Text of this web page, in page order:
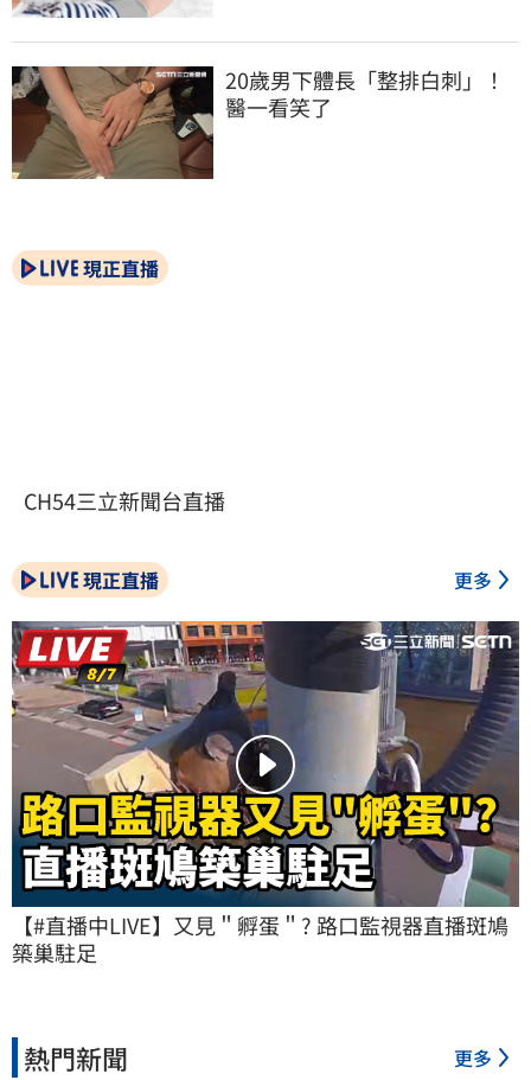
20歲男下體長「整排白刺」！
醫一看笑了
現正直播
CH54三立新聞台直播
現正直播 更多
【#直播中LIVE】又見＂孵蛋＂? 路口監視器直播斑鳩
築巢駐足
熱門新聞 更多